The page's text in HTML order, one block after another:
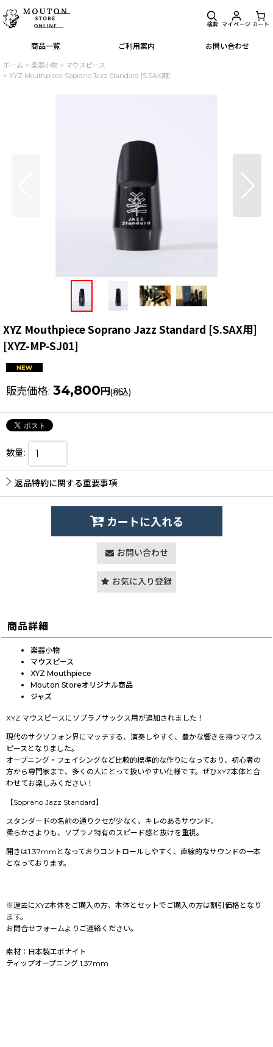
商品一覧 ご利用案内 お問い合わせ
検索 マイページ カート
ホーム > 楽器小物 > マウスピース
> XYZ Mouthpiece Soprano Jazz Standard [S.SAX用]
XYZ Mouthpiece Soprano Jazz Standard [S.SAX用]
[XYZ-MP-SJ01]
販売価格: 34,800 円(税込)
数量:
返品特約に関する重要事項
カートに入れる
お問い合わせ
お気に入り登録
商品詳細
楽器小物
マウスピース
XYZ Mouthpiece
Mouton Storeオリジナル商品
ジャズ
XYZ マウスピースにソプラノサックス用が追加されました！
現代のサクソフォン界にマッチする、演奏しやすく、豊かな響きを持つマウス
ピースとなりました。
オープニング・フェイシングなど比較的標準的な作りになっており、初心者の
方から専門家まで、多くの人にとって扱いやすい仕様です。ぜひXYZ本体と合
わせてお楽しみください！
【Soprano Jazz Standard】
スタンダードの名前の通りクセが少なく、キレのあるサウンド。
柔らかさよりも、ソプラノ特有のスピード感と抜けを重視。
開きは1.37mmとなっておりコントロールしやすく、直線的なサウンドの一本
となっております。
※過去にXYZ本体をご購入の方、本体とセットでご購入の方は割引価格となり
ます。
お問合せフォームよりご連絡ください。
素材：日本製エボナイト
ティップオープニング 1.37mm